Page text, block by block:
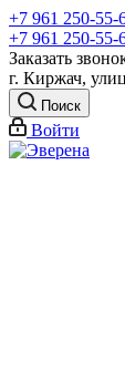
+7 961 250-55-
+7 961 250-55-
Заказать
г. Киржач,
Поиск
Войти